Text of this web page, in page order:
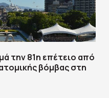
την 81η επέτειο από
βόμβας στη